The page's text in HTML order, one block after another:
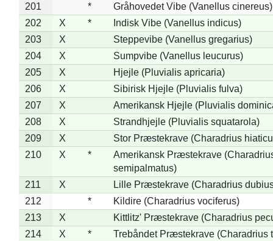
201
*
Gråhovedet Vibe (Vanellus cinereus)
202
X *
Indisk Vibe (Vanellus indicus)
203
X
Steppevibe (Vanellus gregarius)
204
X
Sumpvibe (Vanellus leucurus)
205
X
Hjejle (Pluvialis apricaria)
206
X
Sibirisk Hjejle (Pluvialis fulva)
207
X
Amerikansk Hjejle (Pluvialis
208
X
Strandhjejle (Pluvialis squatarola)
209
X
Stor Præstekrave (Charadrius
210
X *
Amerikansk Præstekrave
semipalmatus)
211
X
Lille Præstekrave (Charadrius
212
*
Kildire (Charadrius vociferus)
213
X
Kittlitz' Præstekrave (Charadrius
214
X *
Trebåndet Præstekrave (Charadrius